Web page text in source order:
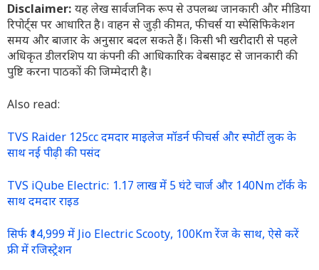
Disclaimer: यह लेख सार्वजनिक रूप से उपलब्ध जानकारी और मीडिया
रिपोर्ट्स पर आधारित है। वाहन से जुड़ी कीमत, फीचर्स या स्पेसिफिकेशन
समय और बाजार के अनुसार बदल सकते हैं। किसी भी खरीदारी से पहले
अधिकृत डीलरशिप या कंपनी की आधिकारिक वेबसाइट से जानकारी की
पुष्टि करना पाठकों की जिम्मेदारी है।
Also read:
TVS Raider 125cc दमदार माइलेज मॉडर्न फीचर्स और स्पोर्टी लुक के
साथ नई पीढ़ी की पसंद
TVS iQube Electric: 1.17 लाख में 5 घंटे चार्ज और 140Nm टॉर्क के
साथ दमदार राइड
सिर्फ ₹14,999 में Jio Electric Scooty, 100Km रेंज के साथ, ऐसे करें
फ्री में रजिस्ट्रेशन